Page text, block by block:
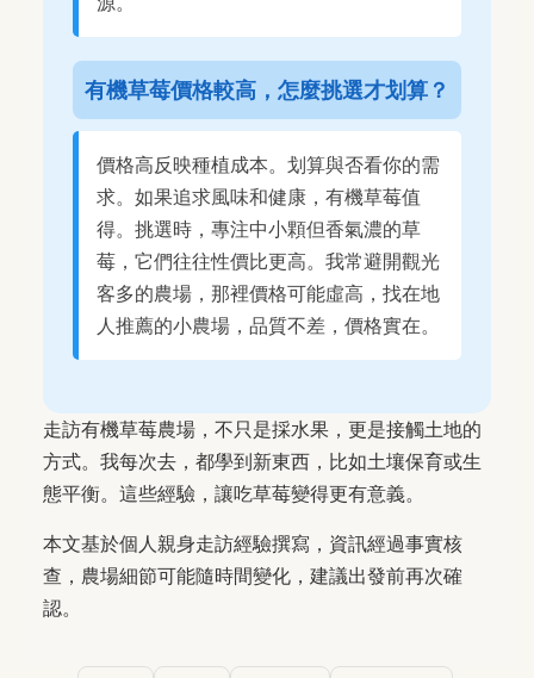
有機草莓價格較高，怎麼挑選才划算？
價格高反映種植成本。划算與否看你的需
求。如果追求風味和健康，有機草莓值
得。挑選時，專注中小顆但香氣濃的草
莓，它們往往性價比更高。我常避開觀光
客多的農場，那裡價格可能虛高，找在地
人推薦的小農場，品質不差，價格實在。
走訪有機草莓農場，不只是採水果，更是接觸土地的
方式。我每次去，都學到新東西，比如土壤保育或生
態平衡。這些經驗，讓吃草莓變得更有意義。
本文基於個人親身走訪經驗撰寫，資訊經過事實核
查，農場細節可能隨時間變化，建議出發前再次確
認。